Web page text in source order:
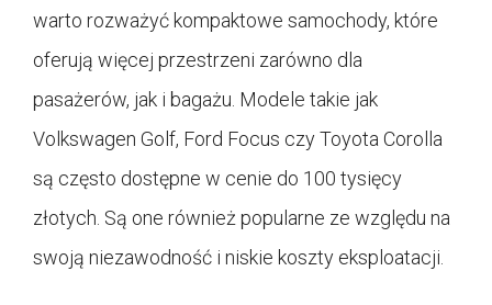
warto rozważyć kompaktowe samochody, które
oferują więcej przestrzeni zarówno dla
pasażerów, jak i bagażu. Modele takie jak
Volkswagen Golf, Ford Focus czy Toyota Corolla
są często dostępne w cenie do 100 tysięcy
złotych. Są one również popularne ze względu na
swoją niezawodność i niskie koszty eksploatacji.